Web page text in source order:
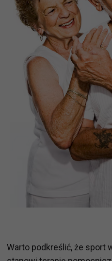
Warto podkreślić, że sport